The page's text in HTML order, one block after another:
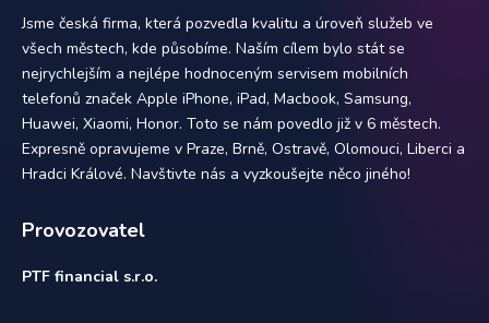
Jsme česká firma, která pozvedla kvalitu a úroveň služeb ve
všech městech, kde působíme. Naším cílem bylo stát se
nejrychlejším a nejlépe hodnoceným servisem mobilních
telefonů značek Apple iPhone, iPad, Macbook, Samsung,
Huawei, Xiaomi, Honor. Toto se nám povedlo již v 6 městech.
Expresně opravujeme v Praze, Brně, Ostravě, Olomouci, Liberci a
Hradci Králové. Navštivte nás a vyzkoušejte něco jiného!
Provozovatel
PTF financial s.r.o.